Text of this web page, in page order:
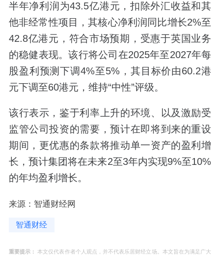
半年净利润为43.5亿港元，扣除外汇收益和其
他非经常性项目，其核心净利润同比增长2%至
42.8亿港元，符合市场预期，受惠于英国业务
的稳健表现。该行将公司在2025年至2027年每
股盈利预测下调4%至5%，其目标价由60.2港
元下调至60港元，维持“中性”评级。
该行表示，鉴于利率上升的环境、以及激励受
监管公司投资的需要，预计在即将到来的重设
期间，更优惠的条款将推动单一资产的盈利增
长，预计集团将在未来2至3年内实现9%至10%
的年均盈利增长。
来源：智通财经网
智通财经
重要提示： 本文仅代表作者个人观点，并不代表乐居财经立场。本文旨在为满足广大